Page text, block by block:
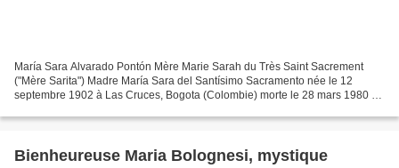
María Sara Alvarado Pontón Mère Marie Sarah du Très Saint Sacrement
("Mère Sarita") Madre María Sara del Santísimo Sacramento née le 12
septembre 1902 à Las Cruces, Bogota (Colombie) morte le 28 mars 1980 à
Bienheureuse Maria Bolognesi, mystique